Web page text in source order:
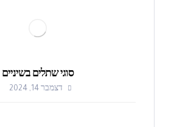
סוגי שתלים בשיניים
דצמבר 14, 2024